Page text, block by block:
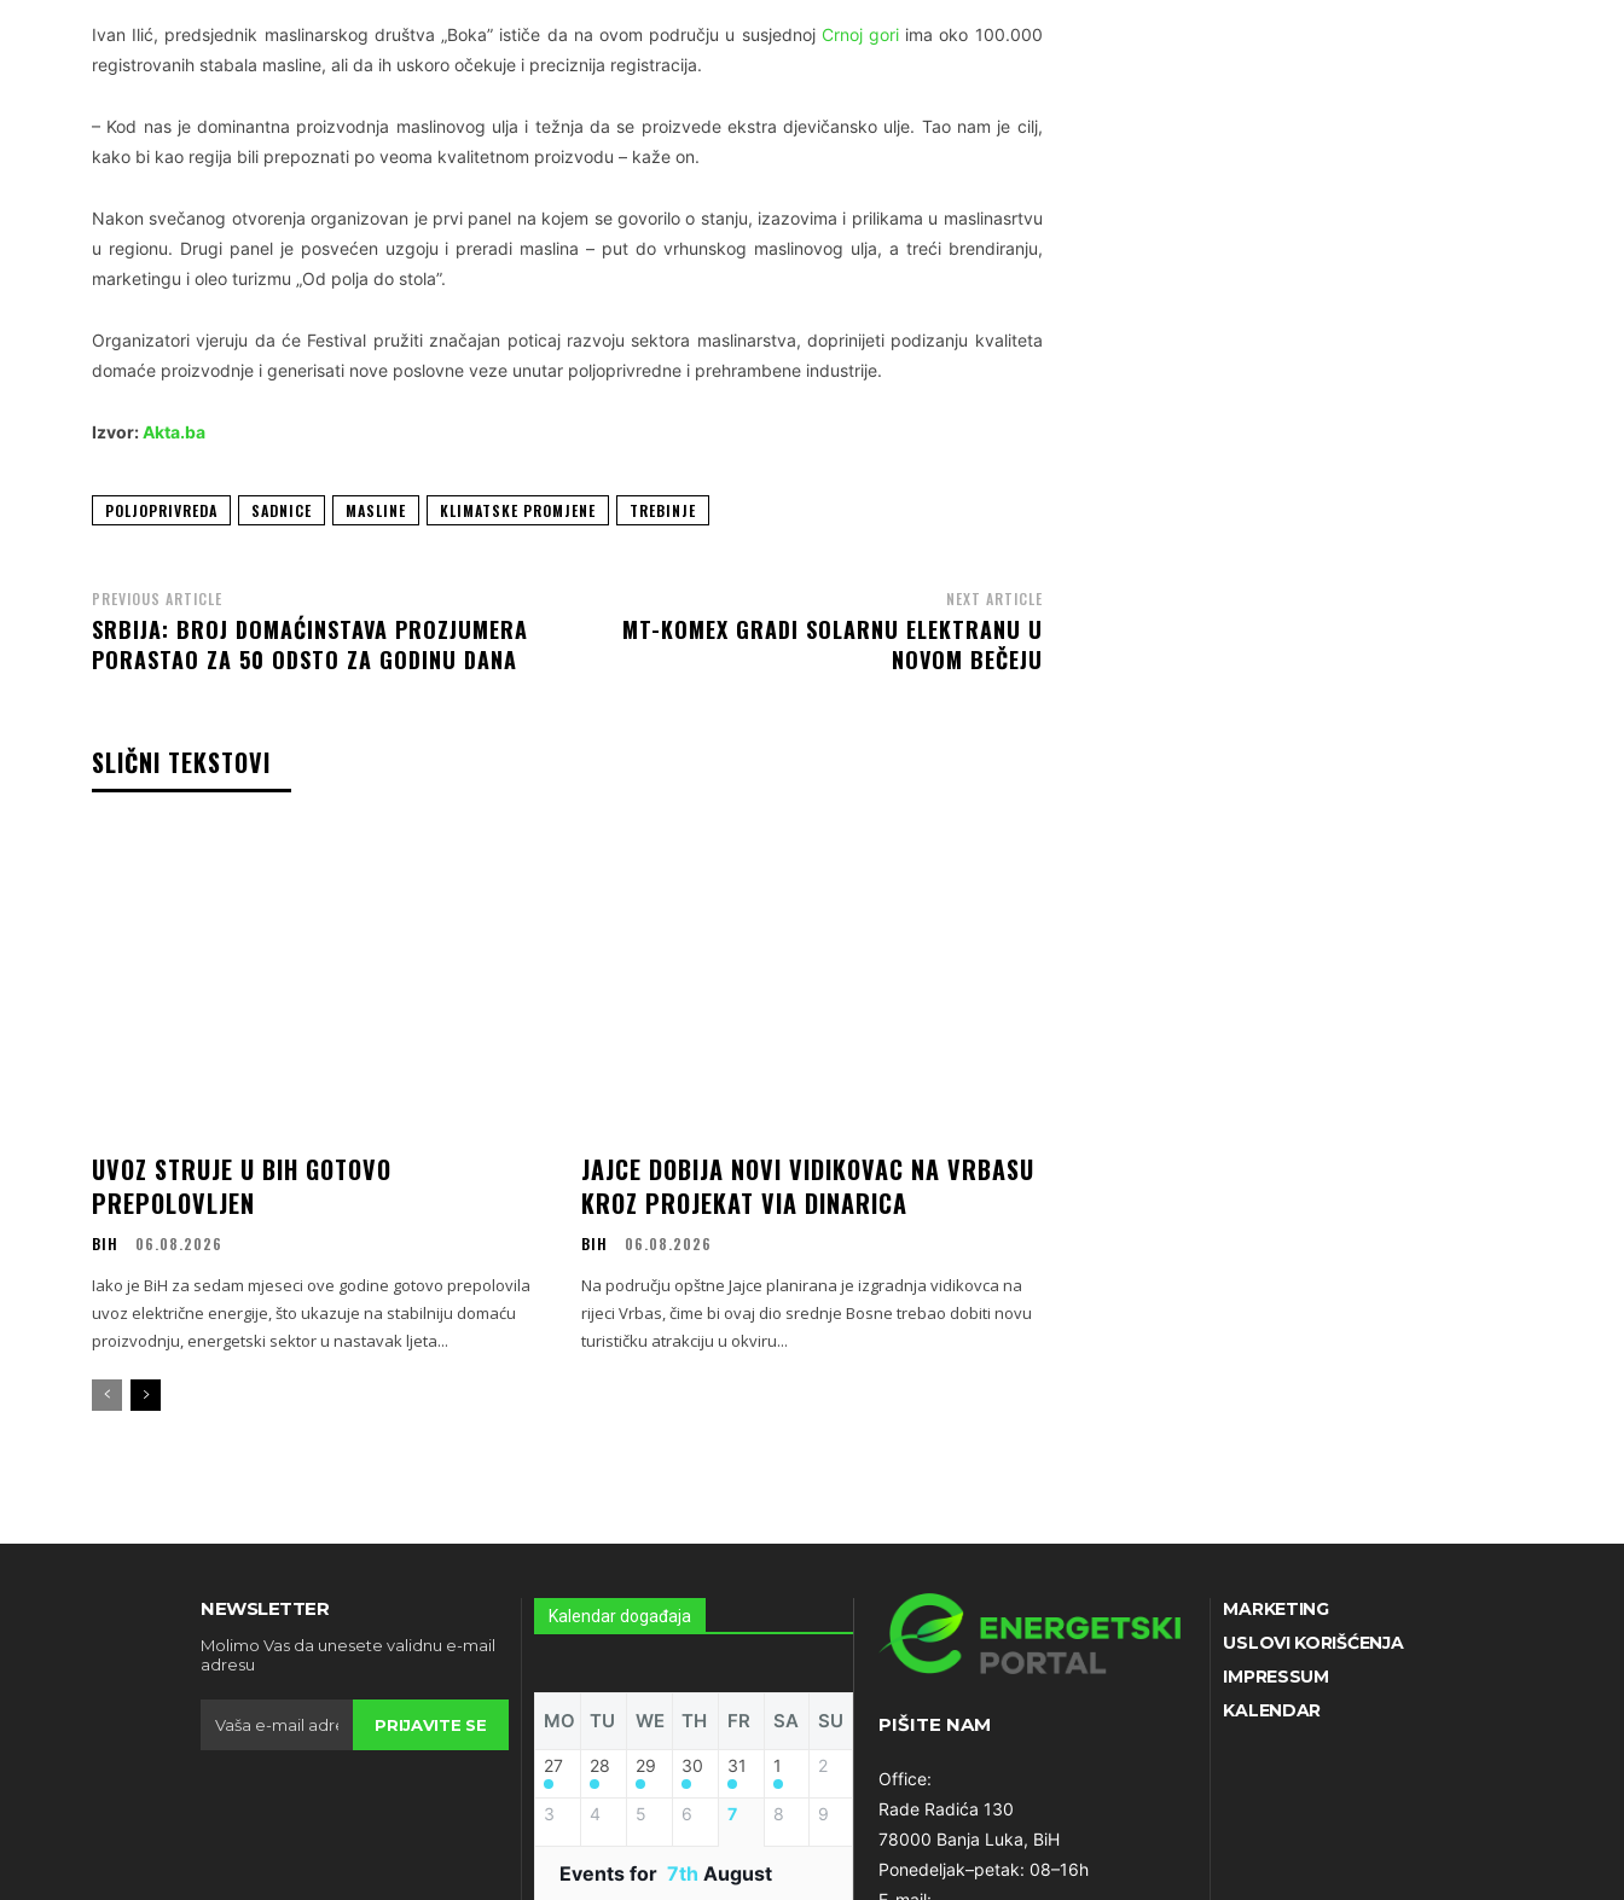
Ivan Ilić, predsjednik maslinarskog društva „Boka” ističe da na ovom području u susjednoj Crnoj gori ima oko 100.000
registrovanih stabala masline, ali da ih uskoro očekuje i preciznija registracija.
– Kod nas je dominantna proizvodnja maslinovog ulja i težnja da se proizvede ekstra djevičansko ulje. Tao nam je cilj,
kako bi kao regija bili prepoznati po veoma kvalitetnom proizvodu – kaže on.
Nakon svečanog otvorenja organizovan je prvi panel na kojem se govorilo o stanju, izazovima i prilikama u maslinasrtvu
u regionu. Drugi panel je posvećen uzgoju i preradi maslina – put do vrhunskog maslinovog ulja, a treći brendiranju,
marketingu i oleo turizmu „Od polja do stola”.
Organizatori vjeruju da će Festival pružiti značajan poticaj razvoju sektora maslinarstva, doprinijeti podizanju kvaliteta
domaće proizvodnje i generisati nove poslovne veze unutar poljoprivredne i prehrambene industrije.
Izvor:Akta.ba
POLJOPRIVREDA SADNICE MASLINE KLIMATSKE PROMJENE TREBINJE
PREVIOUS ARTICLE
SRBIJA: BROJ DOMAĆINSTAVA PROZJUMERA
PORASTAO ZA 50 ODSTO ZA GODINU DANA
NEXT ARTICLE
MT-KOMEX GRADI SOLARNU ELEKTRANU U
NOVOM BEČEJU
SLIČNI TEKSTOVI
UVOZ STRUJE U BIH GOTOVO
PREPOLOVLJEN
BIH 06.08.2026
Iako je BiH za sedam mjeseci ove godine gotovo prepolovila
uvoz električne energije, što ukazuje na stabilniju domaću
proizvodnju, energetski sektor u nastavak ljeta...
JAJCE DOBIJA NOVI VIDIKOVAC NA VRBASU
KROZ PROJEKAT VIA DINARICA
BIH 06.08.2026
Na području opštne Jajce planirana je izgradnja vidikovca na
rijeci Vrbas, čime bi ovaj dio srednje Bosne trebao dobiti novu
turističku atrakciju u okviru...
NEWSLETTER
Molimo Vas da unesete validnu e-mail
adresu
PRIJAVITE SE
Kalendar događaja
MO TU WE TH FR SA SU
27 28 29 30 31 1 2
3 4 5 6 7 8 9
Events for 7th August
PIŠITE NAM
Office:
Rade Radića 130
78000 Banja Luka, BiH
Ponedeljak–petak: 08–16h
MARKETING
USLOVI KORIŠĆENJA
IMPRESSUM
KALENDAR